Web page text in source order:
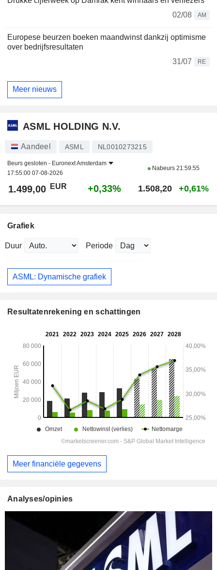
02/08
AM
Europese beurzen boeken maandwinst dankzij optimisme
over bedrijfsresultaten
31/07
RE
Meer nieuws
ASML HOLDING N.V.
Aandeel ASML NL0010273215
Beurs gesloten - Euronext Amsterdam
17:55:00 07-08-2026
Nabeurs 21:59:55
1.499,00 EUR +0,33% 1.508,20 +0,61%
Grafiek
Duur Periode
ASML: Dynamische grafiek
Resultatenrekening en schattingen
Meer financiële gegevens
Analyses/opinies